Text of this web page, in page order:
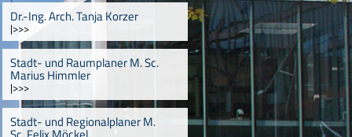
Dr.-Ing. Arch. Tanja Korzer
|>>>
Stadt- und Raumplaner M. Sc.
Marius Himmler
|>>>
Stadt- und Regionalplaner M.